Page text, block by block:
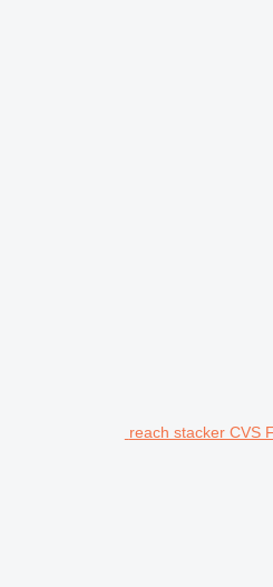
reach stacker CVS